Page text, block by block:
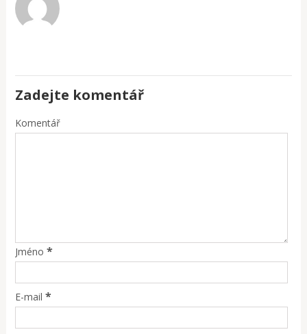
Zadejte komentář
Komentář
Jméno *
E-mail *